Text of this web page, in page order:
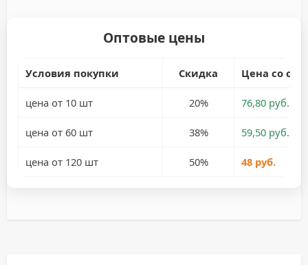
Оптовые цены
Условия покупки Скидка Цена со
цена от 10 шт 20% 76,80 руб.
цена от 60 шт 38% 59,50 руб.
цена от 120 шт 50% 48 руб.